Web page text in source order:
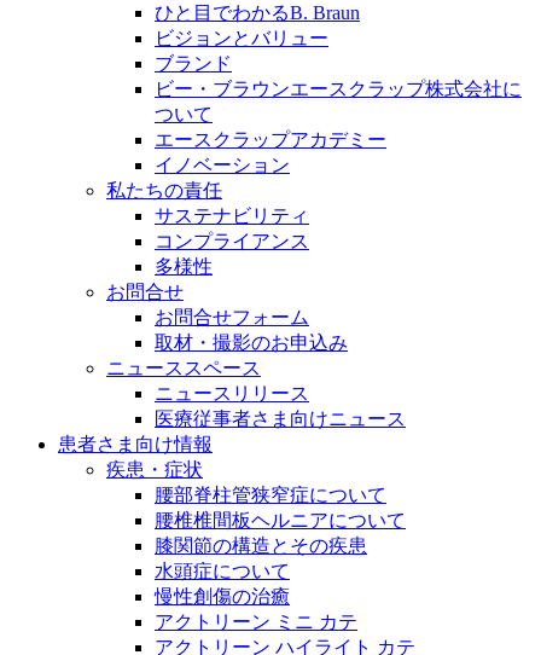
ひと目でわかるB. Braun
ビジョンとバリュー
ブランド
ビー・ブラウンエースクラップ株式会社に
ついて
エースクラップアカデミー
イノベーション
私たちの責任
サステナビリティ
コンプライアンス
多様性
お問合せ
お問合せフォーム
取材・撮影のお申込み
ニューススペース
ニュースリリース
医療従事者さま向けニュース
患者さま向け情報
疾患・症状
腰部脊柱管狭窄症について
腰椎椎間板ヘルニアについて
膝関節の構造とその疾患
水頭症について
慢性創傷の治癒
アクトリーン ミニ カテ
アクトリーン ハイライト カテ